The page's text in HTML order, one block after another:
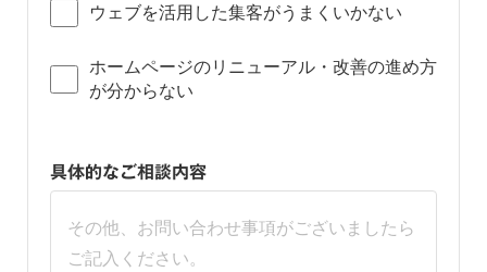
ウェブを活用した集客がうまくいかない
ホームページのリニューアル・改善の進め方
が分からない
具体的なご相談内容